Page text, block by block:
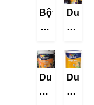
Bột
bả
cấp
DULUX
Dulux
Chùi
Hiệu
Quả
-
Dulux
EasyClean
Dulux
Easy